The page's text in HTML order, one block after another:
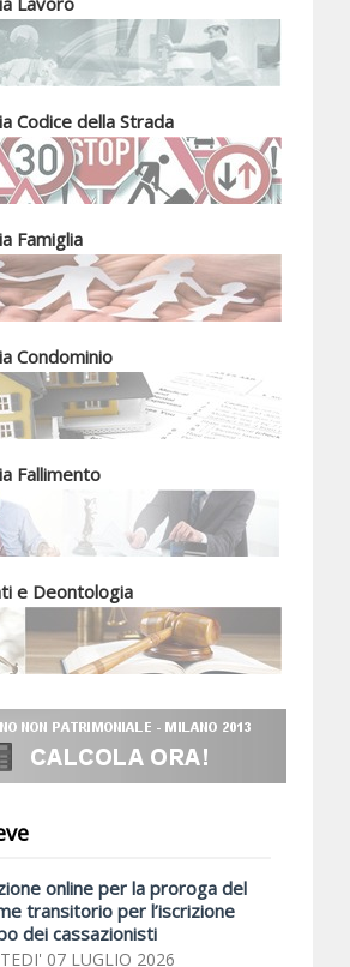
Codice della Strada
Famiglia
Condominio
Fallimento
e Deontologia
online per la proroga del
transitorio per l’iscrizione
dei cassazionisti
07 LUGLIO 2026